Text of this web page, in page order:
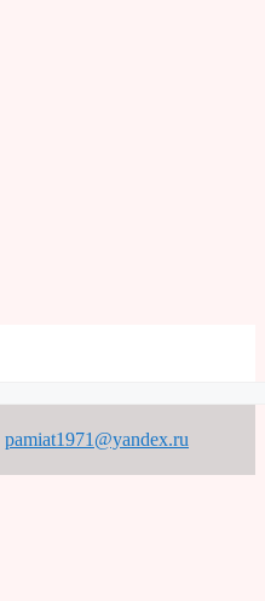
pamiat1971@yandex.ru